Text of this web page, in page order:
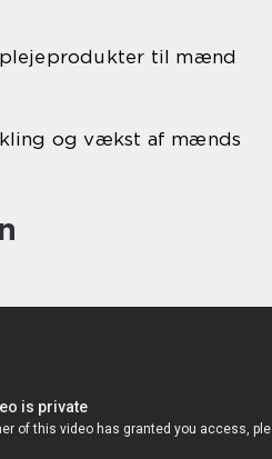
til mænd
og vækst af mænds